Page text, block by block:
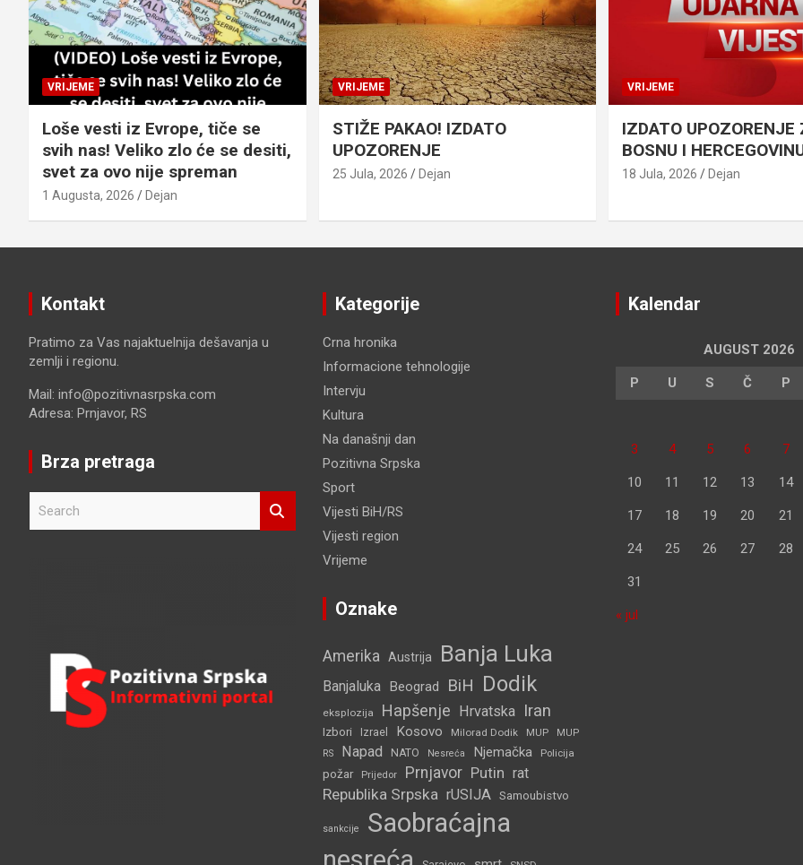
VRIJEME
Loše vesti iz Evrope, tiče se
svih nas! Veliko zlo će se desiti,
svet za ovo nije spreman
1 Augusta, 2026 Dejan
VRIJEME
STIŽE PAKAO! IZDATO
UPOZORENJE
25 Jula, 2026 Dejan
VRIJEME
IZDATO UPOZORENJE
BOSNU I
18 Jula, 2026 Dejan
Kontakt
Pratimo za Vas najaktuelnija dešavanja u
zemlji i regionu.
Mail: info@pozitivnasrpska.com
Adresa: Prnjavor, RS
Brza pretraga
Kategorije
Crna hronika
Informacione tehnologije
Intervju
Kultura
Na današnji dan
Pozitivna Srpska
Sport
Vijesti BiH/RS
Vijesti region
Vrijeme
Oznake
Amerika Austrija Banja Luka
Banjaluka Beograd BiH Dodik
eksplozija Hapšenje Hrvatska Iran
Izbori Izrael Kosovo Milorad Dodik MUP
MUP
RS
Napad NATO Nesreća Njemačka Policija
požar Prijedor Prnjavor Putin rat
Republika Srpska rUSIJA Samoubistvo
sankcije
Saobraćajna
Kalendar
AUGUST 2026
P U S Č P
3 4 5 6 7
10 11 12 13 14
17 18 19 20 21
24 25 26 27 28
31
« jul